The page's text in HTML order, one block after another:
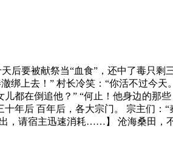
后要被献祭当“血食”，还中了毒只剩
上去！” 村长冷笑：“你活不过今天
都在倒追他？” “何止！他身边的那
年后 百年后，各大宗门。 宗主们：
，请宿主迅速消耗……】 沧海桑田，